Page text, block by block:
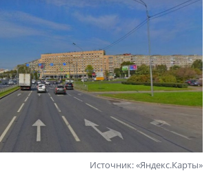
Источник: «Яндекс.Карты»